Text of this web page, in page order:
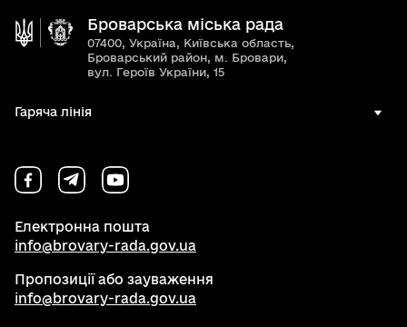
Броварська міська рада
07400, Україна, Київська область,
Броварський район, м. Бровари,
вул. Героїв України, 15
Гаряча лінія
Електронна пошта
info@brovary-rada.gov.ua
Пропозиції або зауваження
info@brovary-rada.gov.ua